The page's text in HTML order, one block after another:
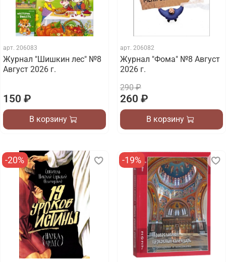
арт. 206083
Журнал "Шишкин лес" №8
Август 2026 г.
150 ₽
В корзину
арт. 206082
Журнал "Фома" №8 Август
2026 г.
290 ₽
260 ₽
В корзину
-20% -19%